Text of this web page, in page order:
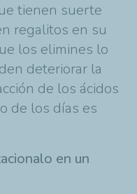
tienen suerte
regalitos en su
los elimines lo
deteriorar la
de los ácidos
de los días es
en un